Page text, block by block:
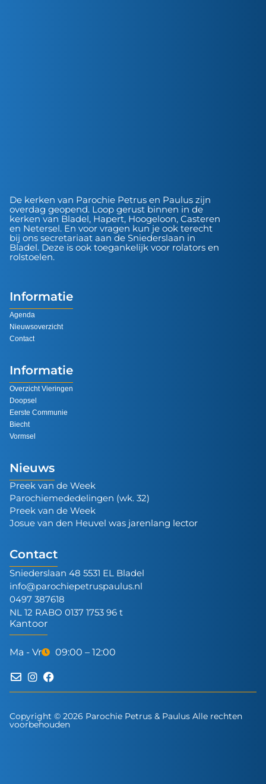
De kerken van Parochie Petrus en Paulus zijn
overdag geopend. Loop gerust binnen in de
kerken van Bladel, Hapert, Hoogeloon, Casteren
en Netersel. En voor vragen kun je ook terecht
bij ons secretariaat aan de Sniederslaan in
Bladel. Deze is ook toegankelijk voor rolators en
rolstoelen.
Informatie
Agenda
Nieuwsoverzicht
Contact
Informatie
Overzicht Vieringen
Doopsel
Eerste Communie
Biecht
Vormsel
Nieuws
Preek van de Week
Parochiemededelingen (wk. 32)
Preek van de Week
Josue van den Heuvel was jarenlang lector
Contact
Sniederslaan 48 5531 EL Bladel
info@parochiepetruspaulus.nl
0497 387618
NL 12 RABO 0137 1753 96 t
Kantoor
Ma - Vr 09:00 – 12:00
Copyright © 2026 Parochie Petrus & Paulus Alle rechten
voorbehouden